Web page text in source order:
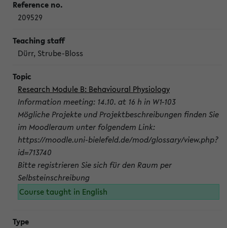
209529
Dürr, Strube-Bloss
Research Module B: Behavioural Physiology
Information meeting: 14.10. at 16 h in W1-103
Mögliche Projekte und Projektbeschreibungen finden Sie
im Moodleraum unter folgendem Link:
https://moodle.uni-bielefeld.de/mod/glossary/view.php?
id=713740
Bitte registrieren Sie sich für den Raum per
Selbsteinschreibung
Course taught in English